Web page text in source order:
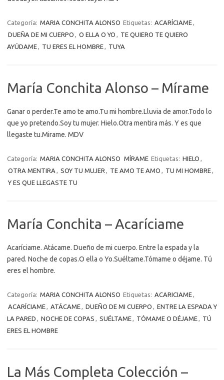
Categoría: MARIA CONCHITA ALONSO Etiquetas: ACARÍCIAME,
DUEÑA DE MI CUERPO , O ELLA O YO , TE QUIERO TE QUIERO
AYÚDAME, TU ERES EL HOMBRE, TUYA
María Conchita Alonso – Mírame
Ganar o perder.Te amo te amo.Tu mi hombre.Lluvia de amor.Todo lo
que yo pretendo.Soy tu mujer. Hielo.Otra mentira más. Y es que
llegaste tu.Mirame. MDV
Categoría: MARIA CONCHITA ALONSO MÍRAME Etiquetas: HIELO ,
OTRA MENTIRA , SOY TU MUJER , TE AMO TE AMO , TU MI HOMBRE,
Y ES QUE LLEGASTE TU
María Conchita – Acaríciame
Acaríciame. Atácame. Dueño de mi cuerpo. Entre la espada y la
pared. Noche de copas.O ella o Yo.Suéltame.Tómame o déjame. Tú
eres el hombre.
Categoría: MARIA CONCHITA ALONSO Etiquetas: ACARICIAME,
ACARÍCIAME, ATÁCAME, DUEÑO DE MI CUERPO , ENTRE LA ESPADA Y
LA PARED , NOCHE DE COPAS , SUÉLTAME, TÓMAME O DÉJAME, TÚ
ERES EL HOMBRE
La Más Completa Colección –